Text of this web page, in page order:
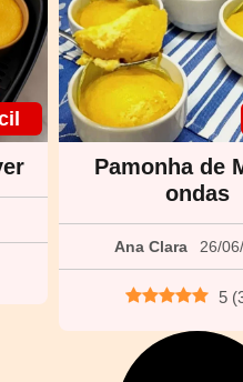
Pamonha de
ondas
Ana Clara 26/
5 (